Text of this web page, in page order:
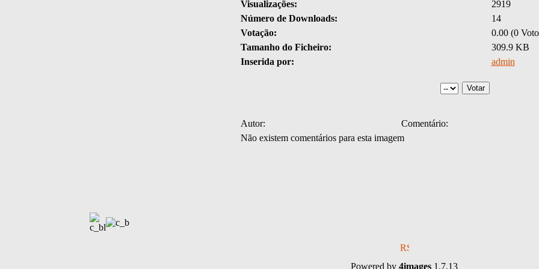
Visualizações:
2919
Número de Downloads:
14
Votação:
0.00 (0
Tamanho do Ficheiro:
309.9 KB
Inserida por:
admin
Autor:
Comentário:
Não existem comentários para esta imagem
Powered by 4images 1.7.13